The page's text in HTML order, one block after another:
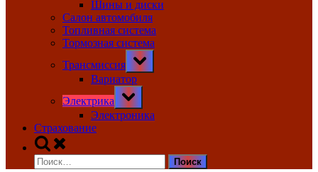
Шины и диски
Салон автомобиля
Топливная система
Тормозная система
Трансмиссия
Toggle
sub-
menu
Вариатор
Электрика
Toggle
sub-
menu
Электроника
Страхование
Toggle
search
form
Найти: